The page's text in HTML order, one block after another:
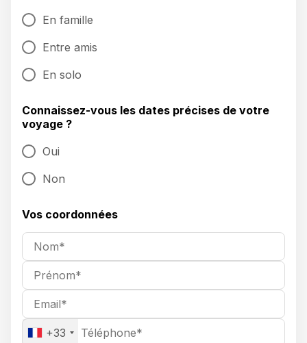
En famille
Entre amis
En solo
Connaissez-vous les dates précises de votre
voyage ?
Oui
Non
Vos coordonnées
+33